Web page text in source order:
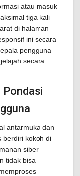
atau masuk
tiga kali
di halaman
ini secara
pengguna
secara
Pondasi
antarmuka dan
berdiri kokoh di
siber
tidak bisa